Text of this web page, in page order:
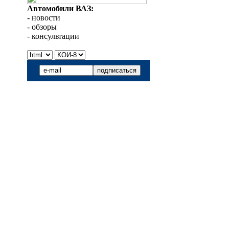
Автомобили ВАЗ:
- новости
- обзоры
- консультации